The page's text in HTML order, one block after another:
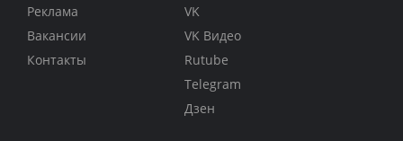
Реклама
Вакансии
Контакты
VK
VK Видео
Rutube
Telegram
Дзен